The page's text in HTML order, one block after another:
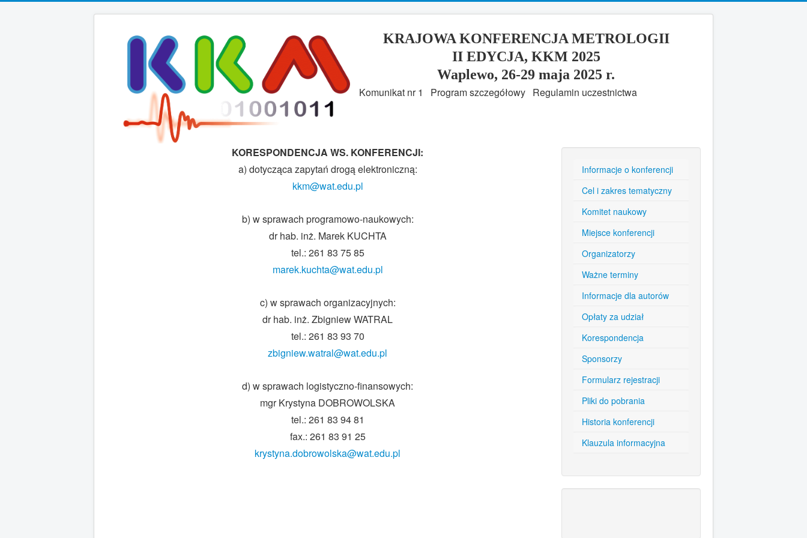
KRAJOWA KONFERENCJA METROLOGII
II EDYCJA, KKM 2025
Waplewo, 26-29 maja 2025 r.
Komunikat nr 1 Program szczegółowy Regulamin uczestnictwa
KORESPONDENCJA WS. KONFERENCJI:
a) dotycząca zapytań drogą elektroniczną:
kkm@wat.edu.pl
b) w sprawach programowo-naukowych:
dr hab. inż. Marek KUCHTA
tel.: 261 83 75 85
marek.kuchta@wat.edu.pl
c) w sprawach organizacyjnych:
dr hab. inż. Zbigniew WATRAL
tel.: 261 83 93 70
zbigniew.watral@wat.edu.pl
d) w sprawach logistyczno-finansowych:
mgr Krystyna DOBROWOLSKA
tel.: 261 83 94 81
fax.: 261 83 91 25
krystyna.dobrowolska@wat.edu.pl
Informacje o konferencji
Cel i zakres tematyczny
Komitet naukowy
Miejsce konferencji
Organizatorzy
Ważne terminy
Informacje dla autorów
Opłaty za udział
Korespondencja
Sponsorzy
Formularz rejestracji
Pliki do pobrania
Historia konferencji
Klauzula informacyjna